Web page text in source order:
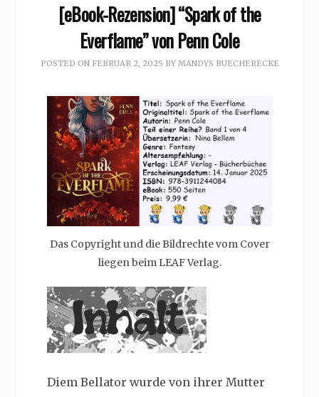
[eBook-Rezension] “Spark of the
Everflame” von Penn Cole
POSTED ON FEBRUAR 2, 2025 BY MANDYS BUECHERECKE
Das Copyright und die Bildrechte vom Cover
liegen beim LEAF Verlag.
Diem Bellator wurde von ihrer Mutter